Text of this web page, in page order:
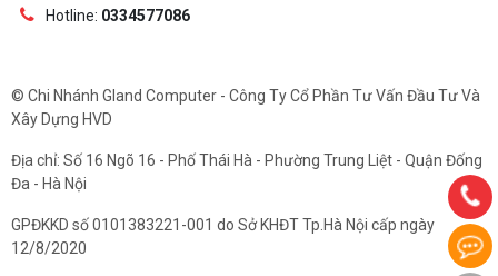
Hotline: 0334577086
© Chi Nhánh Gland Computer - Công Ty Cổ Phần Tư Vấn Đầu Tư Và
Xây Dựng HVD
Địa chỉ: Số 16 Ngõ 16 - Phố Thái Hà - Phường Trung Liệt - Quận Đống
Đa - Hà Nội
GPĐKKD số 0101383221-001 do Sở KHĐT Tp.Hà Nội cấp ngày
12/8/2020